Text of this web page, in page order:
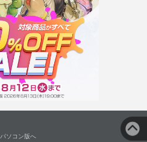
パソコン版へ